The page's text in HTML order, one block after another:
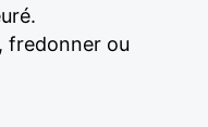
fredonner ou